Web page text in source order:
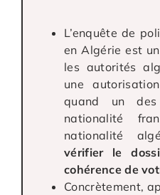
L’enquête de
en Algérie est
les autorités
une
quand un
nationalité
nationalité
vérifier le
cohérence de
Concrètement,